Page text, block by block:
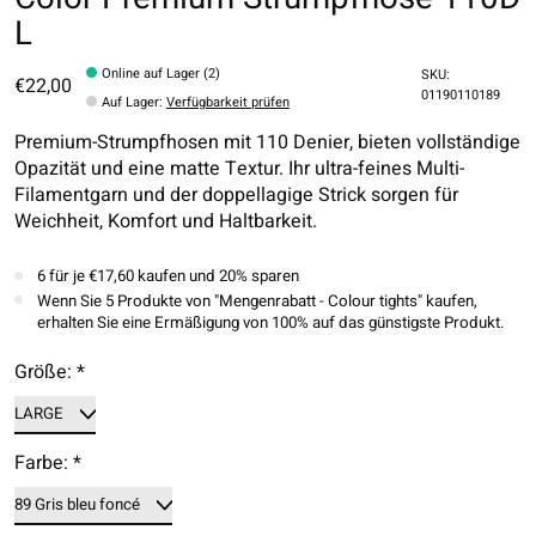
L
€22,00
Online auf Lager (2)
Auf Lager:Verfügbarkeit prüfen
SKU:
01190110189
Premium-Strumpfhosen mit 110 Denier, bieten vollständige
Opazität und eine matte Textur. Ihr ultra-feines Multi-
Filamentgarn und der doppellagige Strick sorgen für
Weichheit, Komfort und Haltbarkeit.
6 für je €17,60 kaufen und 20% sparen
Wenn Sie 5 Produkte von "Mengenrabatt - Colour tights" kaufen,
erhalten Sie eine Ermäßigung von 100% auf das günstigste Produkt.
Größe: *
Farbe: *